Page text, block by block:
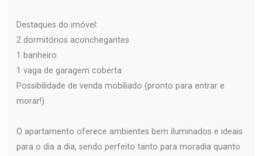
Destaques do imóvel:
2 dormitórios aconchegantes
1 banheiro
1 vaga de garagem coberta
Possibilidade de venda mobiliado (pronto para entrar e
morar!)
O apartamento oferece ambientes bem iluminados e ideais
para o dia a dia, sendo perfeito tanto para moradia quanto